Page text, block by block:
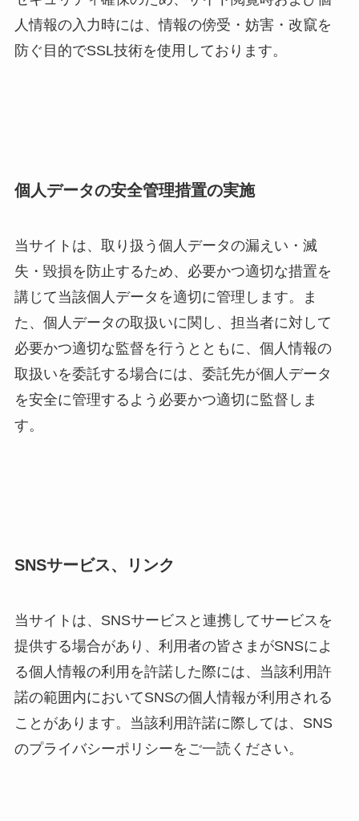
人情報の入力時には、情報の傍受・妨害・改竄を
防ぐ目的でSSL技術を使用しております。
個人データの安全管理措置の実施
当サイトは、取り扱う個人データの漏えい・滅
失・毀損を防止するため、必要かつ適切な措置を
講じて当該個人データを適切に管理します。ま
た、個人データの取扱いに関し、担当者に対して
必要かつ適切な監督を行うとともに、個人情報の
取扱いを委託する場合には、委託先が個人データ
を安全に管理するよう必要かつ適切に監督しま
す。
SNSサービス、リンク
当サイトは、SNSサービスと連携してサービスを
提供する場合があり、利用者の皆さまがSNSによ
る個人情報の利用を許諾した際には、当該利用許
諾の範囲内においてSNSの個人情報が利用される
ことがあります。当該利用許諾に際しては、SNS
のプライバシーポリシーをご一読ください。